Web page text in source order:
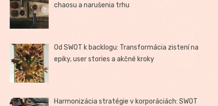
chaosu a narušenia trhu
Od SWOT k backlogu: Transformácia zistení na
epiky, user stories a akčné kroky
Harmonizácia stratégie v korporáciách: SWOT